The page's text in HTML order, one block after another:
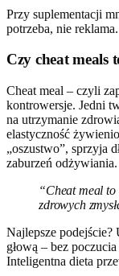
Przy suplementacji
potrzeba, nie reklama.
Czy cheat meals
Cheat meal – czyli
kontrowersje. Jedni
na utrzymanie
elastyczność
„oszustwo”, sprzyja
zaburzeń odżywiania.
“Cheat meal
zdrowych
Najlepsze podejście?
głową – bez
Inteligentna dieta